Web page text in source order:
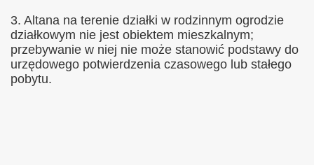
3. Altana na terenie działki w rodzinnym ogrodzie
działkowym nie jest obiektem mieszkalnym;
przebywanie w niej nie może stanowić podstawy do
urzędowego potwierdzenia czasowego lub stałego
pobytu.